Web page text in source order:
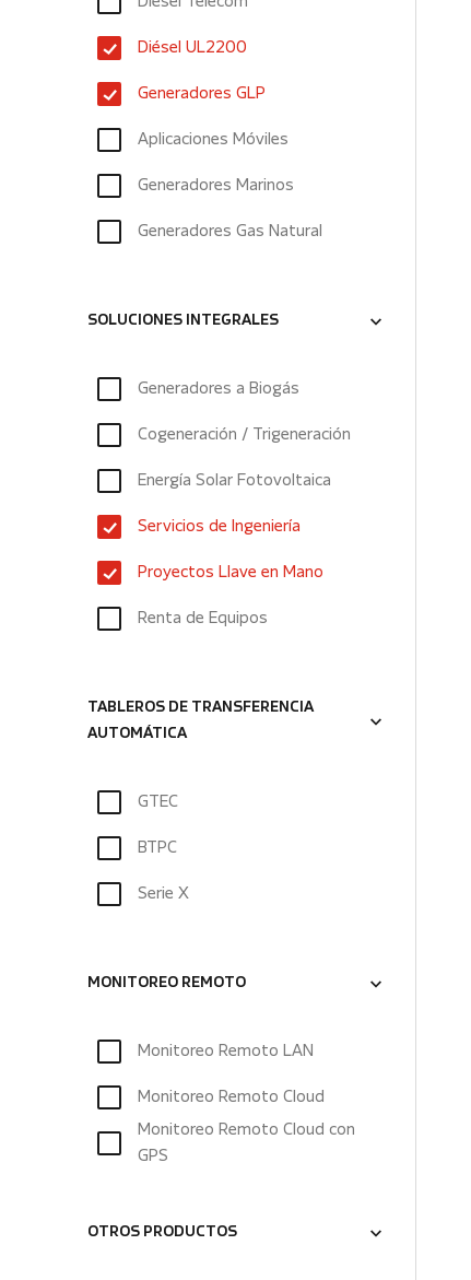
Diésel UL2200
Generadores GLP
Aplicaciones Móviles
Generadores Marinos
Generadores Gas Natural
SOLUCIONES INTEGRALES
Generadores a Biogás
Cogeneración / Trigeneración
Energía Solar Fotovoltaica
Servicios de Ingeniería
Proyectos Llave en Mano
Renta de Equipos
TABLEROS DE TRANSFERENCIA
AUTOMÁTICA
GTEC
BTPC
Serie X
MONITOREO REMOTO
Monitoreo Remoto LAN
Monitoreo Remoto Cloud
Monitoreo Remoto Cloud con
GPS
OTROS PRODUCTOS